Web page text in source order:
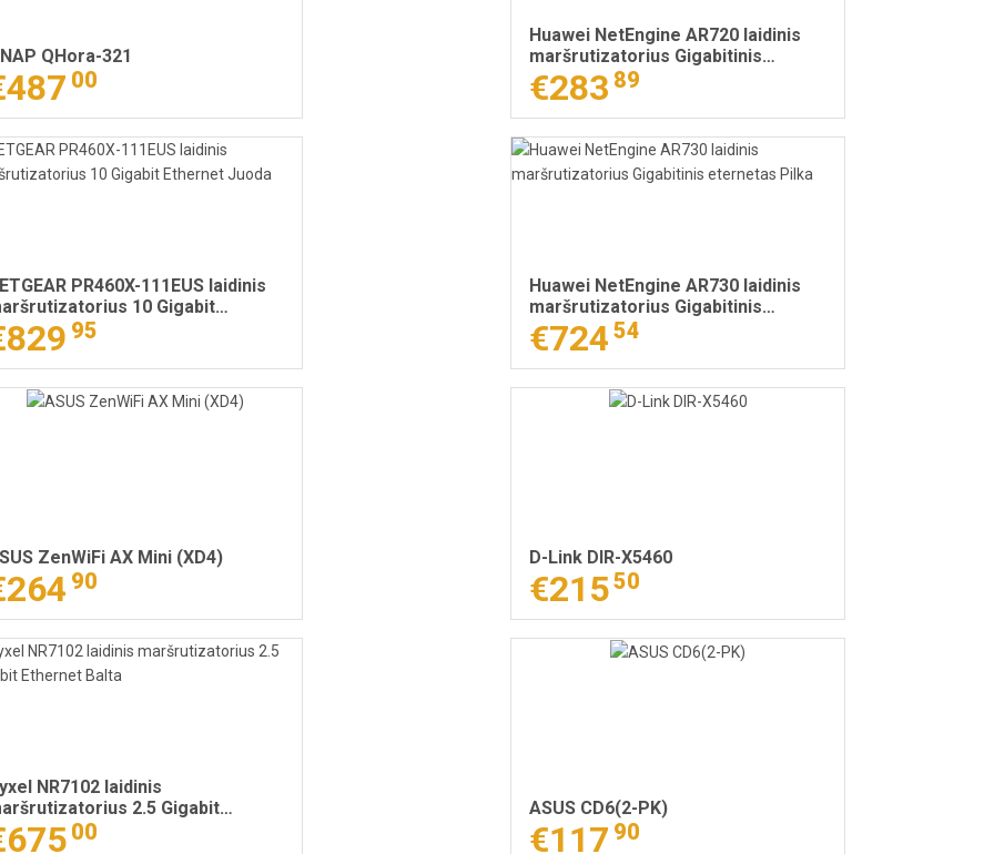
QHora-321
00
Huawei NetEngine AR720 laidinis
maršrutizatorius Gigabitinis
eternetas Pilka
€283 89
PR460X-111EUS laidinis
10 Gigabit
Juoda
95
Huawei NetEngine AR730 laidinis
maršrutizatorius Gigabitinis
eternetas Pilka
€724 54
ZenWiFi AX Mini (XD4)
90
D-Link DIR-X5460
€21550
NR7102 laidinis
2.5 Gigabit
Balta
00
ASUS CD6(2-PK)
€117 90